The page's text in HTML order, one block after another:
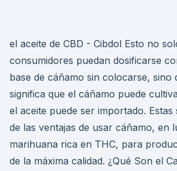
el aceite de CBD - Cibdol Esto no
consumidores puedan dosificarse
base de cáñamo sin colocarse, sino
significa que el cáñamo puede
el aceite puede ser importado.
de las ventajas de usar cáñamo, en
marihuana rica en THC, para
de la máxima calidad. ¿Qué Son el